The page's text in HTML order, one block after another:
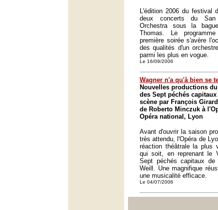
L'édition 2006 du festival
deux concerts du San
Orchestra sous la
Thomas. Le
première soirée s'avère
des qualités d'un
parmi les plus en vogue.
Le 16/09/2006
Wagner n'a qu'à bien se
Nouvelles productions
des Sept péchés
scène par François
de Roberto Minczuk à
Opéra national, Lyon
Avant d'ouvrir la saison
très attendu, l'Opéra de
réaction théâtrale la plus
qui soit, en reprenant le
Sept péchés capitaux de
Weill. Une magnifique
une musicalité efficace.
Le 04/07/2006